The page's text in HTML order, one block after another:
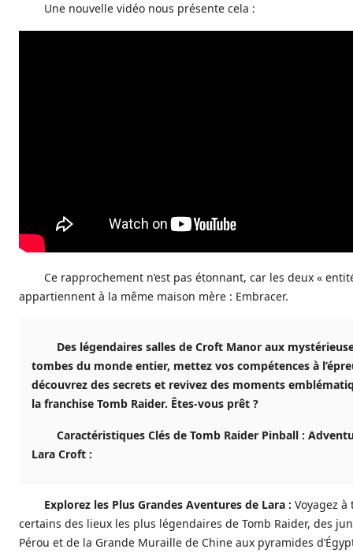
Une nouvelle vidéo nous présente cela :
Ce rapprochement n’est pas étonnant, car les deux «
appartiennent à la même maison mère : Embracer.
Des légendaires salles de Croft Manor aux
tombes du monde entier, mettez vos compétences à
découvrez des secrets et revivez des moments
la franchise Tomb Raider. Êtes-vous prêt ?
Caractéristiques Clés de Tomb Raider Pinball :
Lara Croft :
Explorez les Plus Grandes Aventures de Lara : Voyagez à
certains des lieux les plus légendaires de Tomb Raider, des
Pérou et de la Grande Muraille de Chine aux pyramides